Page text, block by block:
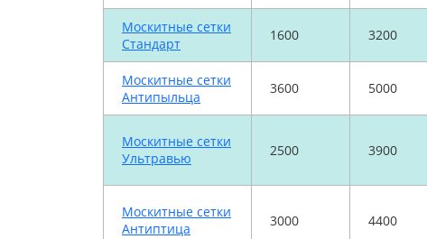
Москитные сетки
Стандарт
1600 3200
Москитные сетки
Антипыльца
3600 5000
Москитные сетки
Ультравью
2500 3900
Москитные сетки
Антиптица
3000 4400